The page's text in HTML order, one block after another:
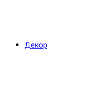
Декор